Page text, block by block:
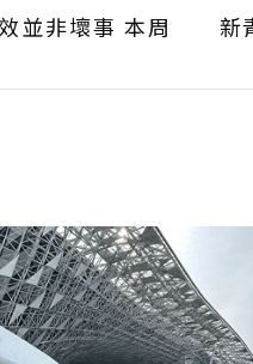
並非壞事 本周
新